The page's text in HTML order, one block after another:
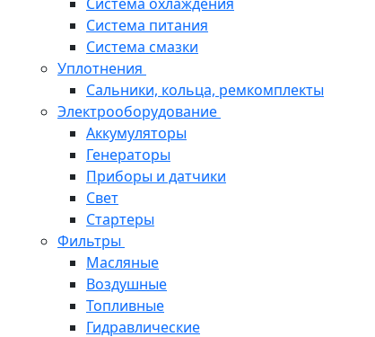
Система питания
Система смазки
Уплотнения
Сальники, кольца, ремкомплекты
Электрооборудование
Аккумуляторы
Генераторы
Приборы и датчики
Свет
Стартеры
Фильтры
Масляные
Воздушные
Топливные
Гидравлические